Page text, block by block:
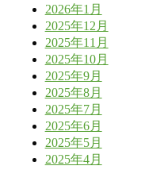
2026年1月
2025年12月
2025年11月
2025年10月
2025年9月
2025年8月
2025年7月
2025年6月
2025年5月
2025年4月